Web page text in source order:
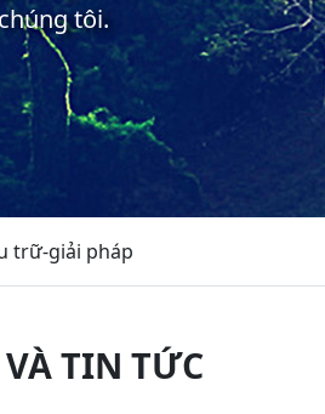
chúng tôi.
trữ-giải pháp
VÀ TIN TỨC